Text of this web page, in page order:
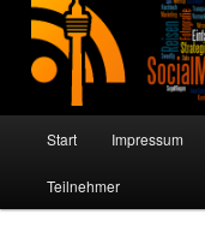
Start Impressum
Teilnehmer